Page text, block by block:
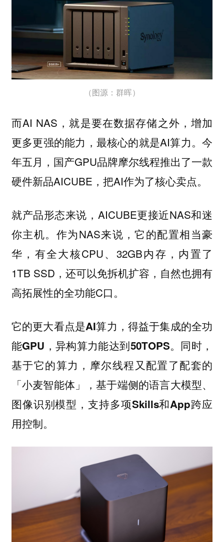
（图源：群晖）
而AI NAS，就是要在数据存储之外，增加
更多更强的能力，最核心的就是AI算力。今
年五月，国产GPU品牌摩尔线程推出了一款
硬件新品AICUBE，把AI作为了核心卖点。
就产品形态来说，AICUBE更接近NAS和迷
你主机。作为NAS来说，它的配置相当豪
华，有全大核CPU、32GB内存，内置了
1TB SSD，还可以免拆机扩容，自然也拥有
高拓展性的全功能C口。
它的更大看点是AI算力，得益于集成的全功
能GPU，异构算力能达到50TOPS。同时，
基于它的算力，摩尔线程又配置了配套的
「小麦智能体」，基于端侧的语言大模型、
图像识别模型，支持多项Skills和App跨应
用控制。